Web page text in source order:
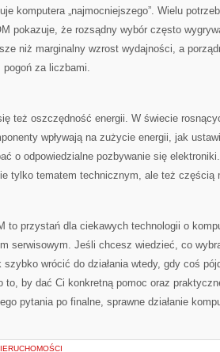
komputera „najmocniejszego”. Wielu
pokazuje, że rozsądny wybór często
niż marginalny wzrost wydajności, a
za liczbami.
też oszczędność energii. W świecie
wpływają na zużycie energii, jak
o odpowiedzialne pozbywanie się
tylko tematem technicznym, ale też częścią
to przystań dla ciekawych technologii o
serwisowym. Jeśli chcesz wiedzieć, co
wrócić do działania wtedy, gdy coś
to, by dać Ci konkretną pomoc oraz
pytania po finalne, sprawne działanie